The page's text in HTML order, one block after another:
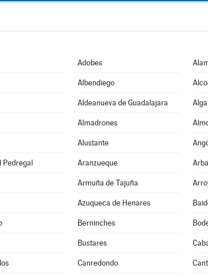
Adobes
Albendiego
Aldeanueva de Guadalajara
Almadrones
Alustante
Pedregal Aranzueque
Armuña de Tajuña
Azuqueca de Henares
Berninches
Bustares
Canredondo